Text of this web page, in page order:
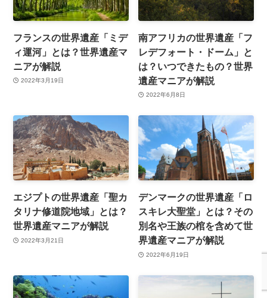
フランスの世界遺産「ミデ
ィ運河」とは？世界遺産マ
ニアが解説
2022年3月19日
南アフリカの世界遺産「フ
レデフォート・ドーム」と
は？いつできたもの？世界
遺産マニアが解説
2022年6月8日
エジプトの世界遺産「聖カ
タリナ修道院地域」とは？
世界遺産マニアが解説
2022年3月21日
デンマークの世界遺産「ロ
スキレ大聖堂」とは？その
別名や王族の棺を含めて世
界遺産マニアが解説
2022年6月19日